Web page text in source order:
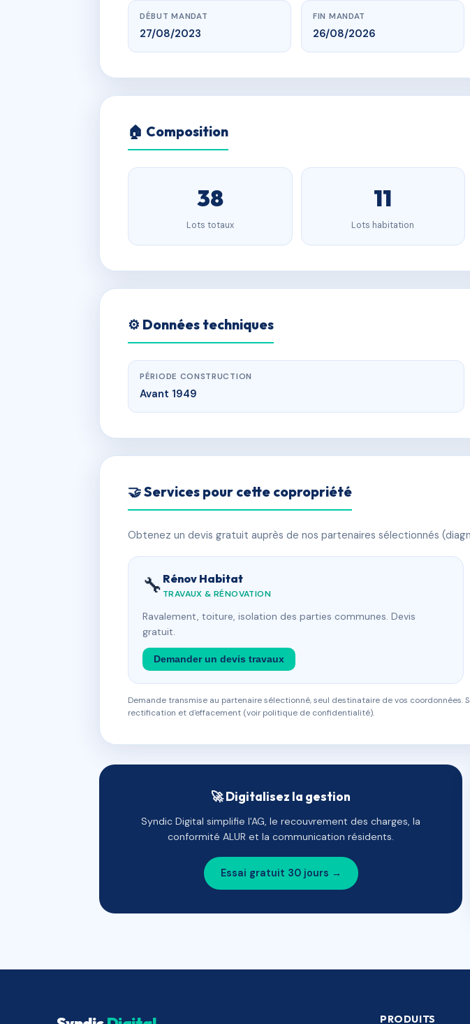
DÉBUT MANDAT
27/08/2023
FIN MANDAT
26/08/2026
🏠 Composition
38
Lots totaux
11
Lots habitation
⚙️ Données techniques
PÉRIODE CONSTRUCTION
Avant 1949
🤝 Services pour cette copropriété
Obtenez un devis gratuit auprès de nos partenaires sélectionnés
🔧 Rénov Habitat
TRAVAUX & RÉNOVATION
Ravalement, toiture, isolation des parties communes. Devis
gratuit.
Demander un devis travaux
Demande transmise au partenaire sélectionné, seul destinataire de vos
rectification et d'effacement (voir politique de confidentialité).
🚀 Digitalisez la gestion
Syndic Digital simplifie l'AG, le recouvrement des charges, la
conformité ALUR et la communication résidents.
Essai gratuit 30 jours →
PRODUITS